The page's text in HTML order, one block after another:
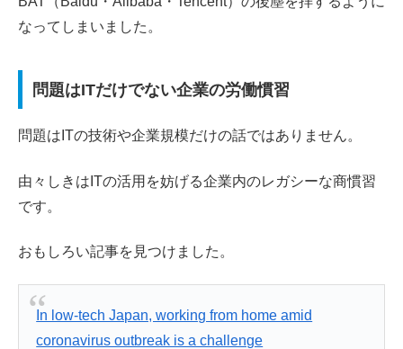
なってしまいました。
問題はITだけでない企業の労働慣習
問題はITの技術や企業規模だけの話ではありません。
由々しきはITの活用を妨げる企業内のレガシーな商慣習
です。
おもしろい記事を見つけました。
In low-tech Japan, working from home amid
coronavirus outbreak is a challenge